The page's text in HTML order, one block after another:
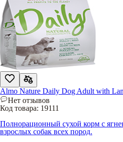
Almo Nature Daily Dog Adult with
Нет отзывов
Код товара: 19111
Полнорационный сухой корм с
взрослых собак всех пород.